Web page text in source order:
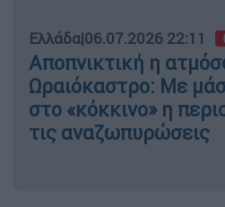
Ελλάδα|06.07.2026 22:11
Αποπνικτική η
Ωραιόκαστρο: Με
στο «κόκκινο» η
τις αναζωπυρώσεις